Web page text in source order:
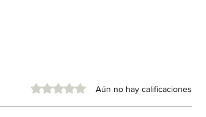
Obtuvo 0 de 5 estrellas.Aún no hay calificaciones